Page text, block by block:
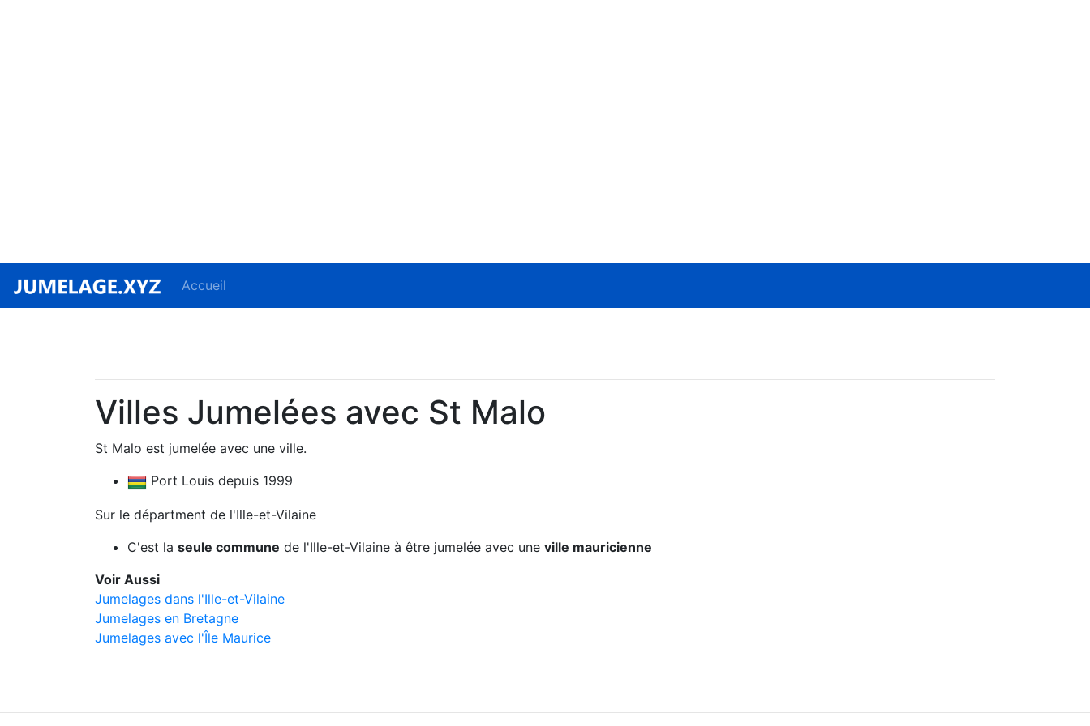
Accueil
Villes Jumelées avec St Malo
St Malo est jumelée avec une ville.
Port Louis depuis 1999
Sur le départment de l'Ille-et-Vilaine
C'est la seule commune de l'Ille-et-Vilaine à être jumelée avec une ville mauricienne
Voir Aussi
Jumelages dans l'Ille-et-Vilaine
Jumelages en Bretagne
Jumelages avec l'Île Maurice